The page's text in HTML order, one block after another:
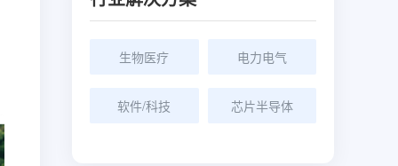
生物医疗 电力电气
软件/科技 芯片半导体